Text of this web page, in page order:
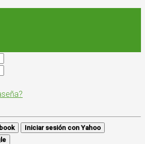
Iniciar sesión con Yahoo